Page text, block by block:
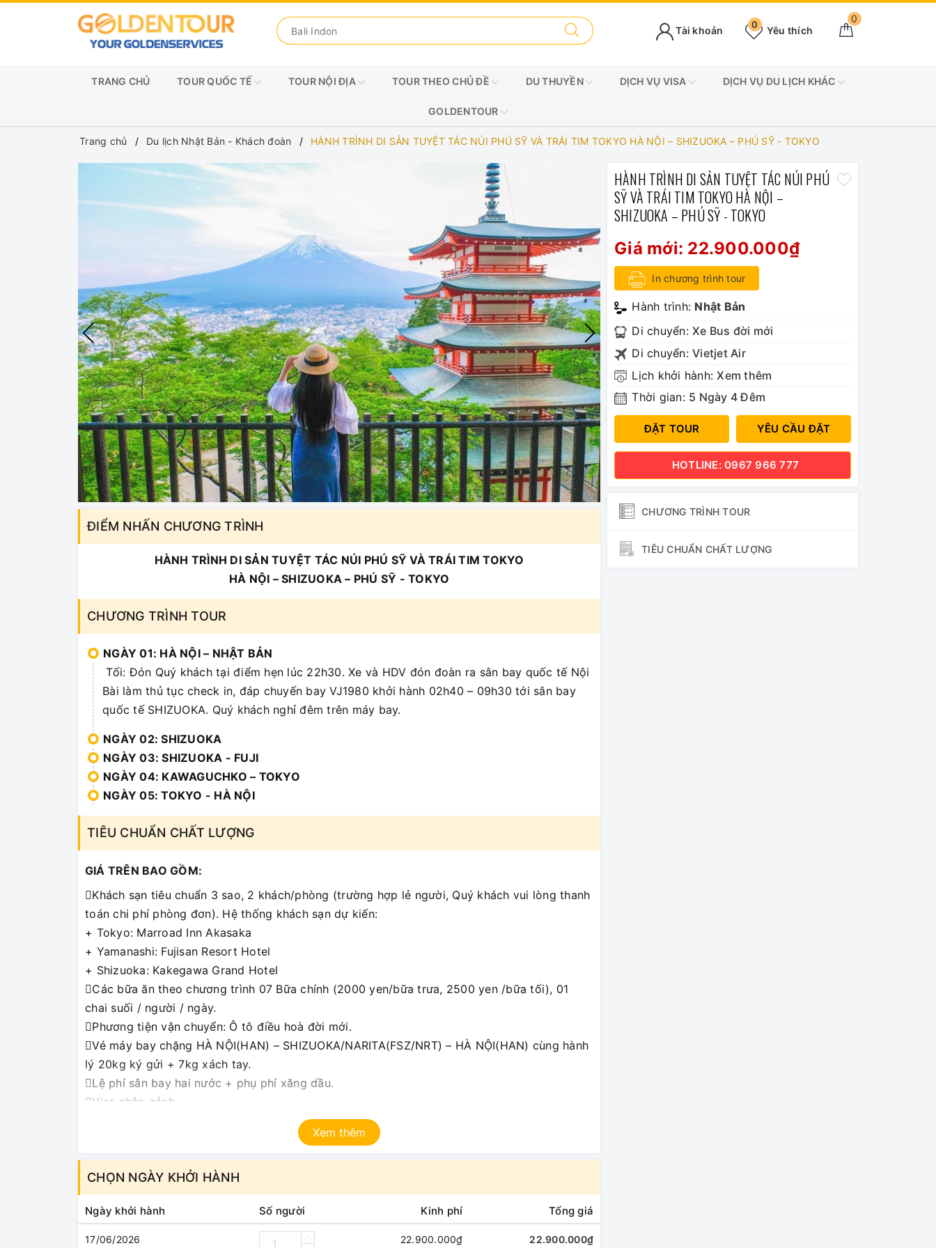
0
Yêu thích
0
Tài khoản
TRANG CHỦ TOUR QUỐC TẾ TOUR NỘI ĐỊA TOUR THEO CHỦ ĐỀ DU THUYỀN DỊCH VỤ VISA DỊCH VỤ DU LỊCH KHÁC
GOLDENTOUR
Trang chủ Du lịch Nhật Bản - Khách đoàn HÀNH TRÌNH DI SẢN TUYỆT TÁC NÚI PHÚ SỸ VÀ TRÁI TIM TOKYO HÀ NỘI – SHIZUOKA – PHÚ SỸ - TOKYO
ĐIỂM NHẤN CHƯƠNG TRÌNH
HÀNH TRÌNH DI SẢN TUYỆT TÁC NÚI PHÚ SỸ VÀ TRÁI TIM TOKYO
HÀ NỘI – SHIZUOKA – PHÚ SỸ - TOKYO
CHƯƠNG TRÌNH TOUR
NGÀY 01: HÀ NỘI – NHẬT BẢN
Tối: Đón Quý khách tại điểm hẹn lúc 22h30. Xe và HDV đón đoàn ra sân bay quốc tế Nội
Bài làm thủ tục check in, đáp chuyến bay VJ1980 khởi hành 02h40 – 09h30 tới sân bay
quốc tế SHIZUOKA. Quý khách nghỉ đêm trên máy bay.
NGÀY 02: SHIZUOKA
NGÀY 03: SHIZUOKA - FUJI
NGÀY 04: KAWAGUCHKO – TOKYO
NGÀY 05: TOKYO - HÀ NỘI
TIÊU CHUẨN CHẤT LƯỢNG
GIÁ TRÊN BAO GỒM:
Khách sạn tiêu chuẩn 3 sao, 2 khách/phòng (trường hợp lẻ người, Quý khách vui lòng thanh
toán chi phí phòng đơn). Hệ thống khách sạn dự kiến:
+ Tokyo: Marroad Inn Akasaka
+ Yamanashi: Fujisan Resort Hotel
+ Shizuoka: Kakegawa Grand Hotel
Các bữa ăn theo chương trình 07 Bữa chính (2000 yen/bữa trưa, 2500 yen /bữa tối), 01
chai suối / người / ngày.
Phương tiện vận chuyển: Ô tô điều hoà đời mới.
Vé máy bay chặng HÀ NỘI(HAN) – SHIZUOKA/NARITA(FSZ/NRT) – HÀ NỘI(HAN) cùng hành
lý 20kg ký gửi + 7kg xách tay.
Lệ phí sân bay hai nước + phụ phí xăng dầu.
Visa nhập cảnh.
HDV suốt tuyến cho đoàn trên 15 khách – HDV bản địa cho đoàn dưới 15 khách.
Vé thắng cảnh (vào cửa 1 lần) tại các điểm du lịch.
GIÁ TRÊN KHÔNG BAO GỒM:
Phí hộ chiếu, chi tiêu cá nhân, hành lý quá cước.
Đồ uống, chi phí điện thoại, giặt là trong khách sạn.
Xem thêm
CHỌN NGÀY KHỞI HÀNH
Ngày khởi hành Số người Kinh phí Tổng giá
17/06/2026 22.900.000₫ 22.900.000₫
HÀNH TRÌNH DI SẢN TUYỆT TÁC NÚI PHÚ
SỸ VÀ TRÁI TIM TOKYO HÀ NỘI –
SHIZUOKA – PHÚ SỸ - TOKYO
Giá mới: 22.900.000₫
In chương trình tour
Hành trình: Nhật Bản
Di chuyển: Xe Bus đời mới
Di chuyển: Vietjet Air
Lịch khởi hành:Xem thêm
Thời gian: 5 Ngày 4 Đêm
ĐẶT TOUR YÊU CẦU ĐẶT
HOTLINE: 0967 966 777
CHƯƠNG TRÌNH TOUR
TIÊU CHUẨN CHẤT LƯỢNG